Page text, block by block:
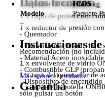
Modelo Paquete
1 x piedra de lava de 6 kg
1 x capó de protección
1 x reductor de presión
Recomendación (no
1 x envolvente de vidrio
1 x tapa del quemador de
1 x tapa de la botella
Datos técnicos
+
- Quemador
- Dimensiones Diám. 45,1
- Material Acero
- Combustible GLP
- Dispositivo de encendido
sólo pulsar un botón
Instrucciones de
+
Más sobre el cuidado
Garantía